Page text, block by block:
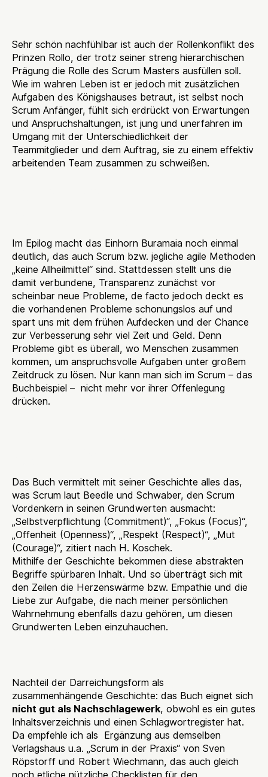
Sehr schön nachfühlbar ist auch der Rollenkonflikt des
Prinzen Rollo, der trotz seiner streng hierarchischen
Prägung die Rolle des Scrum Masters ausfüllen soll.
Wie im wahren Leben ist er jedoch mit zusätzlichen
Aufgaben des Königshauses betraut, ist selbst noch
Scrum Anfänger, fühlt sich erdrückt von Erwartungen
und Anspruchshaltungen, ist jung und unerfahren im
Umgang mit der Unterschiedlichkeit der
Teammitglieder und dem Auftrag, sie zu einem effektiv
arbeitenden Team zusammen zu schweißen.
Im Epilog macht das Einhorn Buramaia noch einmal
deutlich, das auch Scrum bzw. jegliche agile Methoden
„keine Allheilmittel“ sind. Stattdessen stellt uns die
damit verbundene, Transparenz zunächst vor
scheinbar neue Probleme, de facto jedoch deckt es
die vorhandenen Probleme schonungslos auf und
spart uns mit dem frühen Aufdecken und der Chance
zur Verbesserung sehr viel Zeit und Geld. Denn
Probleme gibt es überall, wo Menschen zusammen
kommen, um anspruchsvolle Aufgaben unter großem
Zeitdruck zu lösen. Nur kann man sich im Scrum – das
Buchbeispiel – nicht mehr vor ihrer Offenlegung
drücken.
Das Buch vermittelt mit seiner Geschichte alles das,
was Scrum laut Beedle und Schwaber, den Scrum
Vordenkern in seinen Grundwerten ausmacht:
„Selbstverpflichtung (Commitment)“, „Fokus (Focus)“,
„Offenheit (Openness)“, „Respekt (Respect)“, „Mut
(Courage)“, zitiert nach H. Koschek.
Mithilfe der Geschichte bekommen diese abstrakten
Begriffe spürbaren Inhalt. Und so überträgt sich mit
den Zeilen die Herzenswärme bzw. Empathie und die
Liebe zur Aufgabe, die nach meiner persönlichen
Wahrnehmung ebenfalls dazu gehören, um diesen
Grundwerten Leben einzuhauchen.
Nachteil der Darreichungsform als
zusammenhängende Geschichte: das Buch eignet sich
nicht gut als Nachschlagewerk, obwohl es ein gutes
Inhaltsverzeichnis und einen Schlagwortregister hat.
Da empfehle ich als Ergänzung aus demselben
Verlagshaus u.a. „Scrum in der Praxis“ von Sven
Röpstorff und Robert Wiechmann, das auch gleich
noch etliche nützliche Checklisten für den